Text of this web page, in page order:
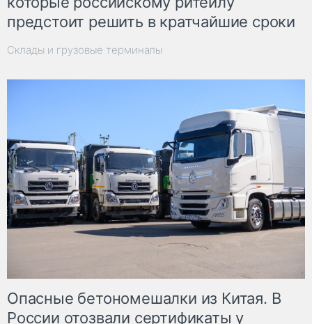
предстоит решить в кратчайшие сроки
Склады и грузовые терминалы
Опасные бетономешалки из Китая. В
России отозвали сертификаты у